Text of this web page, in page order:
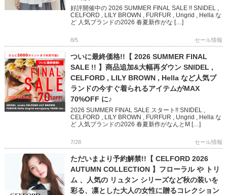
好評開催中の 2026 SUMMER FINAL SALE !! SNIDEL ,
CELFORD , LILY BROWN , FURFUR , Ungrid , Hella な
ど 人気ブランドの2026 春夏新作がな […]
8/5 セール情報
ついに最終価格!!【 2026 SUMMER FINAL
SALE !! 】商品追加&大幅再ダウン SNIDEL ,
CELFORD , LILY BROWN , Hella など人気ブ
ランドの今すぐ着られるアイテムがMAX
70%OFF に♪
2026 SUMMER FINAL SALE スタート!! SNIDEL ,
CELFORD , LILY BROWN , FURFUR , Ungrid , Hella な
ど 人気ブランドの2026 春夏新作がなんとM […]
7/28 セール情報
ただいまより予約解禁!!【 CELFORD 2026
AUTUMN COLLECTION 】フローラル や トリ
ム 、人気の リュタン シリーズなど秋の装いを
彩る、凛とした大人の女性に贈るコレクション